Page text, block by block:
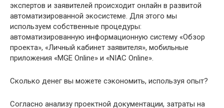
экспертов и заявителей происходит онлайн в развитой
автоматизированной экосистеме. Для этого мы
используем собственные процедуры:
автоматизированную информационную систему «Обзор
проекта», «Личный кабинет заявителя», мобильные
приложения «MGE Online» и «NIAC Online».
Сколько денег вы можете сэкономить, используя опыт?
Согласно анализу проектной документации, затраты на